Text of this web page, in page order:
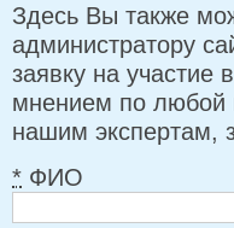
Здесь Вы также
администратору
заявку на участие
мнением по любой
нашим экспертам,
* ФИО